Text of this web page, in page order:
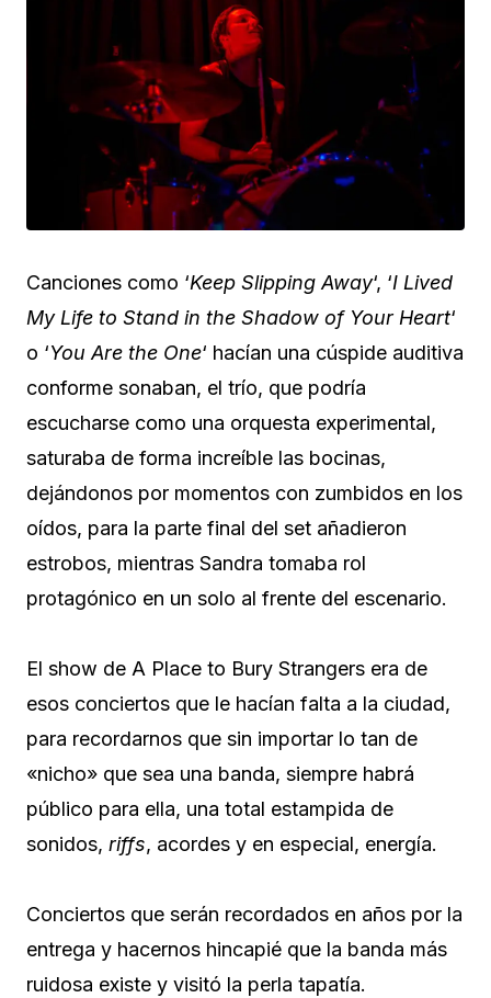
Canciones como ‘Keep Slipping Away‘, ‘I Lived
My Life to Stand in the Shadow of Your Heart‘
o ‘You Are the One‘ hacían una cúspide auditiva
conforme sonaban, el trío, que podría
escucharse como una orquesta experimental,
saturaba de forma increíble las bocinas,
dejándonos por momentos con zumbidos en los
oídos, para la parte final del set añadieron
estrobos, mientras Sandra tomaba rol
protagónico en un solo al frente del escenario.
El show de A Place to Bury Strangers era de
esos conciertos que le hacían falta a la ciudad,
para recordarnos que sin importar lo tan de
«nicho» que sea una banda, siempre habrá
público para ella, una total estampida de
sonidos, riffs, acordes y en especial, energía.
Conciertos que serán recordados en años por la
entrega y hacernos hincapié que la banda más
ruidosa existe y visitó la perla tapatía.